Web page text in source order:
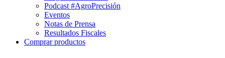
Podcast #AgroPrecisión
Eventos
Notas de Prensa
Resultados Fiscales
Comprar productos